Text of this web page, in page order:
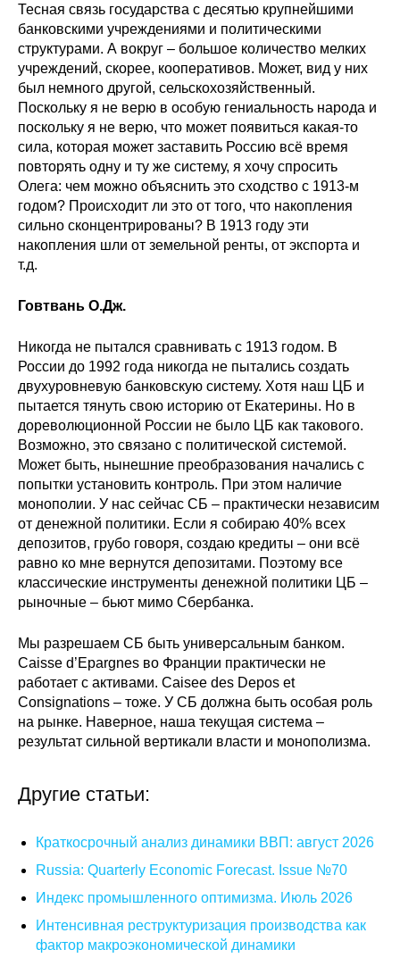
Тесная связь государства с десятью крупнейшими
банковскими учреждениями и политическими
структурами. А вокруг – большое количество мелких
учреждений, скорее, кооперативов. Может, вид у них
был немного другой, сельскохозяйственный.
Поскольку я не верю в особую гениальность народа и
поскольку я не верю, что может появиться какая-то
сила, которая может заставить Россию всё время
повторять одну и ту же систему, я хочу спросить
Олега: чем можно объяснить это сходство с 1913-м
годом? Происходит ли это от того, что накопления
сильно сконцентрированы? В 1913 году эти
накопления шли от земельной ренты, от экспорта и
т.д.
Говтвань О.Дж.
Никогда не пытался сравнивать с 1913 годом. В
России до 1992 года никогда не пытались создать
двухуровневую банковскую систему. Хотя наш ЦБ и
пытается тянуть свою историю от Екатерины. Но в
дореволюционной России не было ЦБ как такового.
Возможно, это связано с политической системой.
Может быть, нынешние преобразования начались с
попытки установить контроль. При этом наличие
монополии. У нас сейчас СБ – практически независим
от денежной политики. Если я собираю 40% всех
депозитов, грубо говоря, создаю кредиты – они всё
равно ко мне вернутся депозитами. Поэтому все
классические инструменты денежной политики ЦБ –
рыночные – бьют мимо Сбербанка.
Мы разрешаем СБ быть универсальным банком.
Caisse d’Epargnes во Франции практически не
работает с активами. Caisee des Depos et
Consignations – тоже. У СБ должна быть особая роль
на рынке. Наверное, наша текущая система –
результат сильной вертикали власти и монополизма.
Другие статьи:
Краткосрочный анализ динамики ВВП: август 2026
Russia: Quarterly Economic Forecast. Issue №70
Индекс промышленного оптимизма. Июль 2026
Интенсивная реструктуризация производства как
фактор макроэкономической динамики